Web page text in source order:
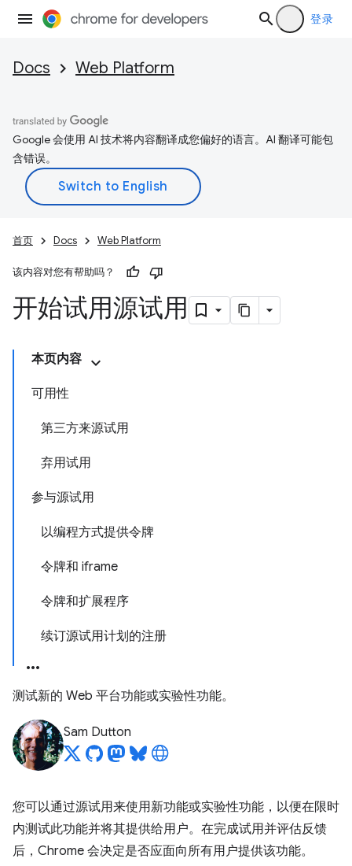
登录
Docs Web Platform
Google 会使用 AI 技术将内容翻译成您偏好的语言。AI 翻译可能包
含错误。
首页 Docs Web Platform
该内容对您有帮助吗？
开始试用源试用
本页内容
可用性
第三方来源试用
弃用试用
参与源试用
以编程方式提供令牌
令牌和 iframe
令牌和扩展程序
续订源试用计划的注册
测试新的 Web 平台功能或实验性功能。
Sam Dutton
您可以通过源试用来使用新功能或实验性功能，以便在限时
内测试此功能并将其提供给用户。在完成试用并评估反馈
后，Chrome 会决定是否应面向所有用户提供该功能。